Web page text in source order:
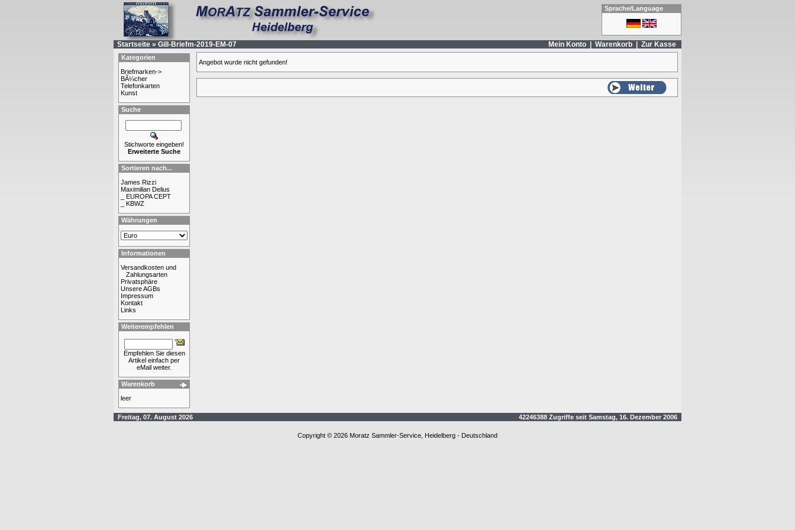
Sprache/Language
Startseite » Gill-Briefm-2019-EM-07 Mein Konto Warenkorb Zur Kasse
Kategorien
Briefmarken->
BÃ¼cher
Telefonkarten
Kunst
Suche
Stichworte eingeben!
Erweiterte Suche
Sortieren nach...
James Rizzi
Maximilian Delius
_ EUROPA CEPT
_ KBWZ
Währungen
Informationen
Versandkosten und
Zahlungsarten
Privatsphäre
Unsere AGBs
Impressum
Kontakt
Links
Weiterempfehlen
Empfehlen Sie diesen
Artikel einfach per
eMail weiter.
Warenkorb
leer
Angebot wurde nicht gefunden!
Freitag, 07. August 2026 42246388 Zugriffe seit Samstag, 16. Dezember 2006
Copyright © 2026 Moratz Sammler-Service, Heidelberg - Deutschland